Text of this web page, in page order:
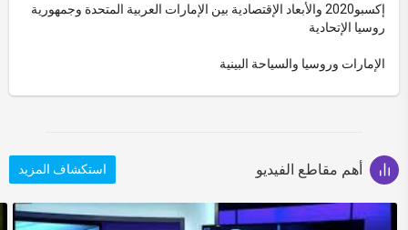
إكسبو2020 والأبعاد الإقتصادية بين الإمارات العربية المتحدة وجمهورية
روسيا الإتحادية
الإمارات وروسيا والسياحة البينية
أهم مقاطع الفيديو استكشاف المزيد